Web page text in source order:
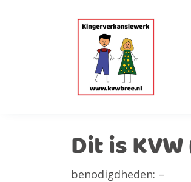
Dit is
benodigdheden: –